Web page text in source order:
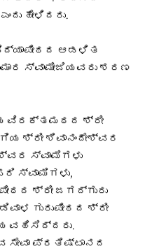
ಹೇಳಿದರು.
ಆಡಳಿತ
ಸ್ವಾಮೀಜಿಯವರು ಶರಣ
ವಿರಕ್ತಮಠದ ಶ್ರೀ
ಶ್ರೀ ಶಿವಾನಂದೇಶ್ವರ
ಸ್ವಾಮಿಗಳು
ಸ್ವಾಮಿಗಳು,
ಶ್ರೀ ಜಗದ್ಗುರು
ಗುರುಪೀಠದ ಶ್ರೀ
ವಹಿಸಿದ್ದರು.
ಪ್ರತಿಷ್ಟಾನದ